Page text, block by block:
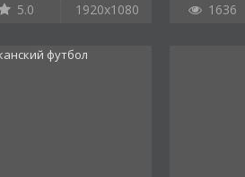
5.0 1920x1080 1636